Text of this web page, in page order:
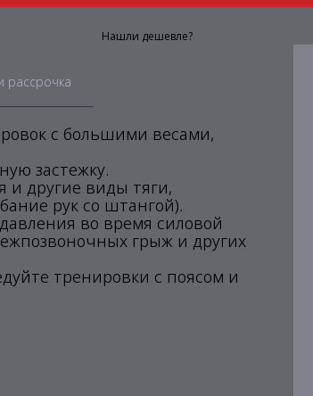
Нашли дешевле?
рассрочка
с большими весами,
застежку.
и другие виды тяги,
рук со штангой).
во время силовой
грыж и других
тренировки с поясом и